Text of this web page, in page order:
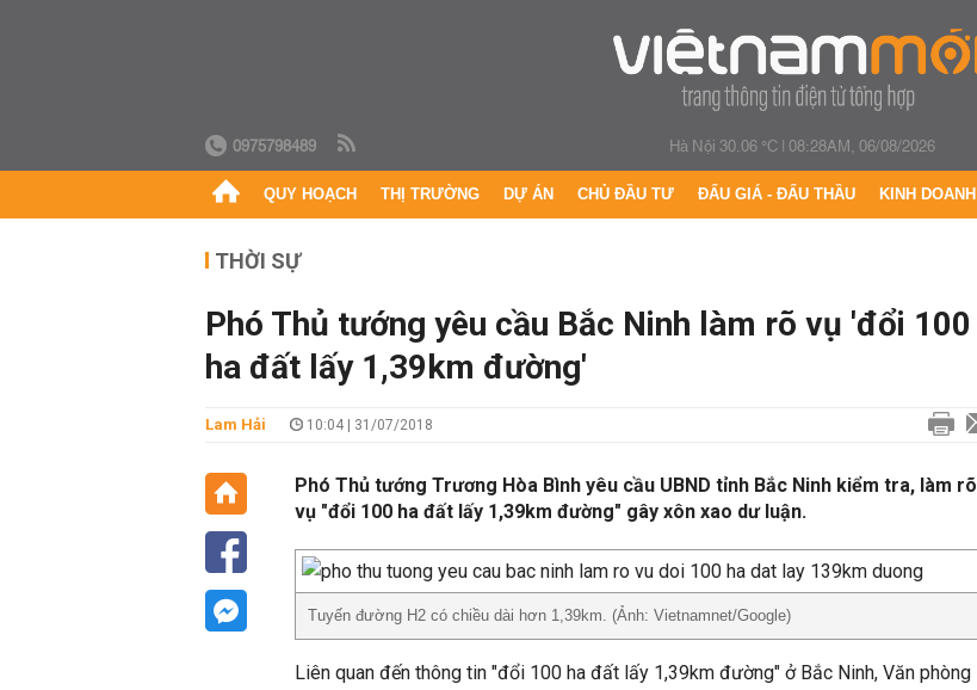
0975798489 Hà Nội 30.06 °C|08:28AM, 06/08/2026
QUY HOẠCH THỊ TRƯỜNG DỰ ÁN CHỦ ĐẦU TƯ ĐẤU GIÁ - ĐẤU THẦU KINH DOANH
THỜI SỰ
Phó Thủ tướng yêu cầu Bắc Ninh làm rõ vụ 'đổi 100
ha đất lấy 1,39km đường'
Lam Hải 10:04 | 31/07/2018
Phó Thủ tướng Trương Hòa Bình yêu cầu UBND tỉnh Bắc Ninh kiểm tra, làm rõ
vụ "đổi 100 ha đất lấy 1,39km đường" gây xôn xao dư luận.
Tuyến đường H2 có chiều dài hơn 1,39km. (Ảnh: Vietnamnet/Google)
Liên quan đến thông tin "đổi 100 ha đất lấy 1,39km đường" ở Bắc Ninh, Văn phòng